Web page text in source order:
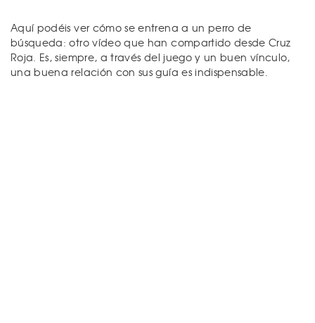
Aquí podéis ver cómo se entrena a un perro de
búsqueda: otro vídeo que han compartido desde Cruz
Roja. Es, siempre, a través del juego y un buen vínculo,
una buena relación con sus guía es indispensable.